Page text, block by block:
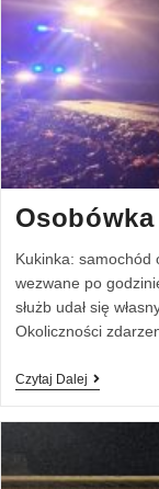
Kukinka: samochód
wezwane po
służb udał się
Okoliczności
Czytaj Dalej